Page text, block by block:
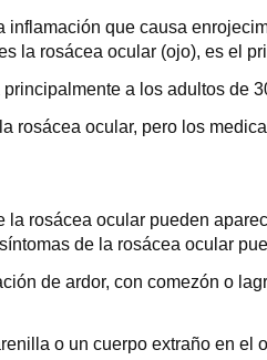
inflamación que causa
la rosácea ocular (ojo), es el
principalmente a los adultos de
rosácea ocular, pero los
la rosácea ocular pueden
de la rosácea ocular
de ardor, con comezón o
o un cuerpo extraño en el